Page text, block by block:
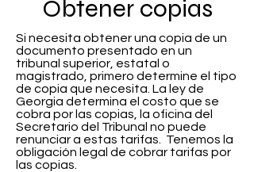
Obtener copias
Si necesita obtener una copia de un
documento presentado en un
tribunal superior, estatal o
magistrado, primero determine el tipo
de copia que necesita. La ley de
Georgia determina el costo que se
cobra por las copias, la oficina del
Secretario del Tribunal no puede
renunciar a estas tarifas. Tenemos la
obligación legal de cobrar tarifas por
las copias.